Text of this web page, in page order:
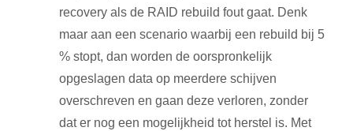
recovery als de RAID rebuild fout gaat. Denk
maar aan een scenario waarbij een rebuild bij 5
% stopt, dan worden de oorspronkelijk
opgeslagen data op meerdere schijven
overschreven en gaan deze verloren, zonder
dat er nog een mogelijkheid tot herstel is. Met